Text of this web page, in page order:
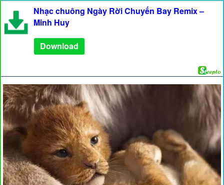
Nhạc chuông Ngày Rời Chuyến Bay Remix –
Minh Huy
Download